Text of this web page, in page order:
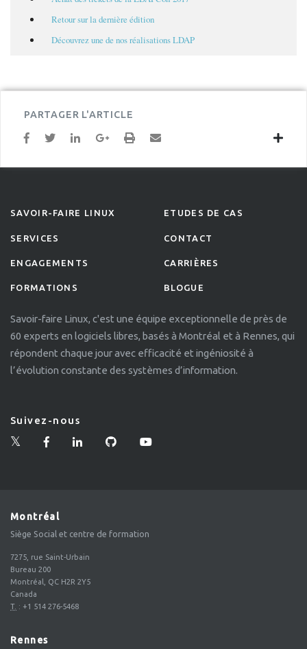
Retour sur la dernière édition
Découvrez une de nos réalisations LDAP
PARTAGER L'ARTICLE
SAVOIR-FAIRE LINUX
SERVICES
ENGAGEMENTS
FORMATIONS
ETUDES DE CAS
CONTACT
CARRIÈRES
BLOGUE
Savoir-faire Linux, c'est une équipe exceptionnelle de près de
60 experts en logiciels libres, basés à Montréal et à Rennes, qui
répondent chaque jour avec efficacité et ingéniosité à
l’évolution constante des systèmes d’information.
Suivez-nous
Montréal
Siège Social et centre de formation
7275, rue Saint-Urbain
Bureau 200
Montréal, QC H2R 2Y5
Canada
T. : +1 514 276-5468
Rennes